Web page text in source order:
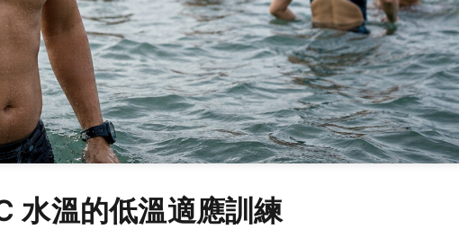
水溫的低溫適應訓練